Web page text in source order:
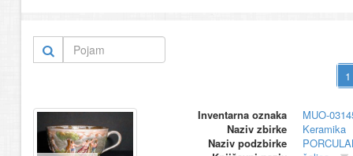
Inventarna oznaka
MUO-
Naziv zbirke
Keramika
Naziv podzbirke